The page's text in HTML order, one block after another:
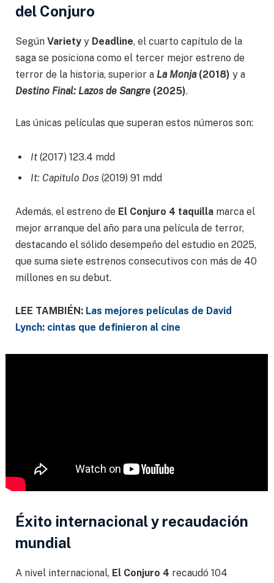
del Conjuro
Según Variety y Deadline, el cuarto capítulo de la
saga se posiciona como el tercer mejor estreno de
terror de la historia, superior a La Monja(2018) y a
Destino Final: Lazos de Sangre (2025).
Las únicas películas que superan estos números son:
It (2017) 123.4 mdd
It: Capítulo Dos (2019) 91 mdd
Además, el estreno de El Conjuro 4 taquilla marca el
mejor arranque del año para una película de terror,
destacando el sólido desempeño del estudio en 2025,
que suma siete estrenos consecutivos con más de 40
millones en su debut.
LEE TAMBIÉN: Las mejores películas de David
Lynch: cintas que definieron al cine
Éxito internacional y recaudación
mundial
A nivel internacional, El Conjuro 4 recaudó 104